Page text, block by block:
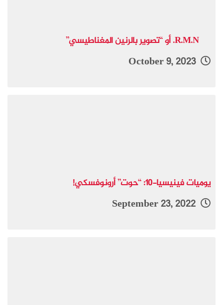
R.M.N. أو “تصوير بالرنين المغناطيسي”
October 9, 2023
يوميات فينيسيا-10: “حوت” أرونوفسكي!